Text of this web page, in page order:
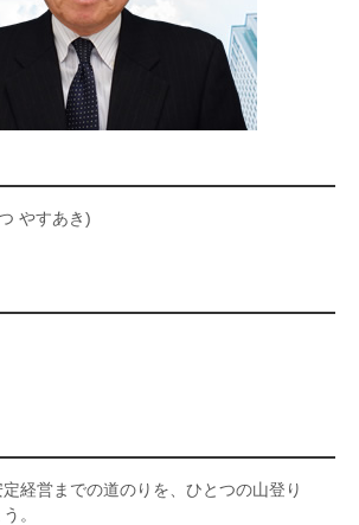
やすあき)
経営までの道のりを、ひとつの山登り
。